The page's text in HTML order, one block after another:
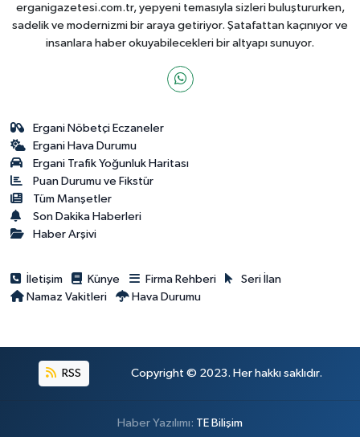
erganigazetesi.com.tr, yepyeni temasıyla sizleri buluştururken,
sadelik ve modernizmi bir araya getiriyor. Şatafattan kaçınıyor ve
insanlara haber okuyabilecekleri bir altyapı sunuyor.
Ergani Nöbetçi Eczaneler
Ergani Hava Durumu
Ergani Trafik Yoğunluk Haritası
Puan Durumu ve Fikstür
Tüm Manşetler
Son Dakika Haberleri
Haber Arşivi
İletişim Künye Firma Rehberi
Seri İlan
Namaz Vakitleri
Hava Durumu
RSS Copyright © 2023. Her hakkı saklıdır.
Haber Yazılımı: TE Bilişim